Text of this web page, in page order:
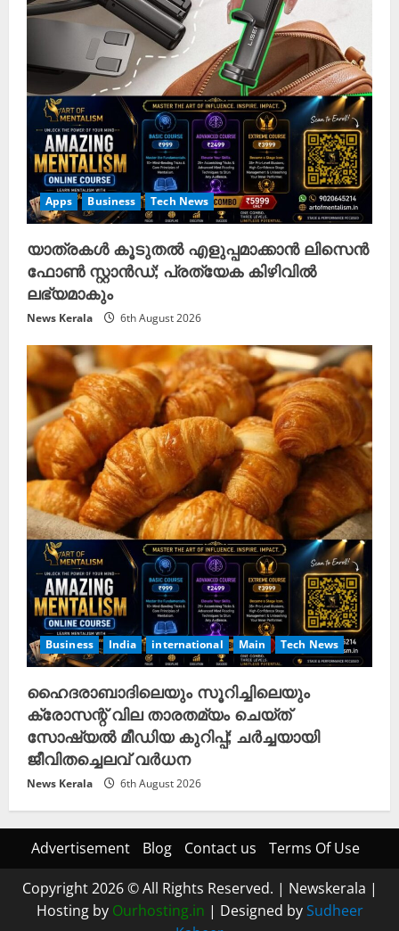
Apps Business Tech News
യാത്രകൾ കൂടുതൽ എളുപ്പമാക്കാൻ ലിസെൻ
ഫോൺ സ്റ്റാൻഡ്; പ്രത്യേക കിഴിവിൽ
ലഭ്യമാകും
News Kerala 6th August 2026
Business India international Main Tech News
ഹൈദരാബാദിലെയും സൂറിച്ചിലെയും
ക്രോസന്റ് വില താരതമ്യം ചെയ്ത്
സോഷ്യൽ മീഡിയ കുറിപ്പ്; ചർച്ചയായി
ജീവിതച്ചെലവ് വർധന
News Kerala 6th August 2026
Advertisement Blog Contact us Terms Of Use
Copyright 2026 © All Rights Reserved. | Newskerala |
Hosting by Ourhosting.in | Designed by Sudheer